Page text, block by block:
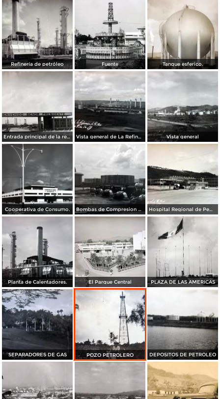
Refinería de petróleo Fuente Tanque esferico.
Entrada principal de la refineria de Pemex. Vista general de La Refineria de Pemex. Vista general
Cooperativa de Consumo. Bombas de Compresion de mantenimiento Pemex. Hospital Regional de Pemex.
Planta de Calentadores. El Parque Central PLAZA DE LAS AMERICAS
SEPARADORES DE GAS POZO PETROLERO DEPOSITOS DE PETROLEO